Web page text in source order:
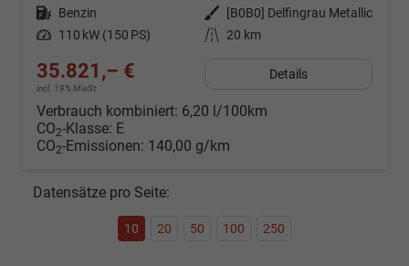
Kraftstoff Benzin Außenfarbe
[B0B0] Delfingrau Metallic
Leistung 110 kW (150 PS) Kilometerstand 20 km
35.821,– €
incl. 19% MwSt.
Details
Verbrauch kombiniert: 6,20 l/100km
CO2-Klasse: E
CO2-Emissionen: 140,00 g/km
Datensätze pro Seite:
10 20 50 100 250